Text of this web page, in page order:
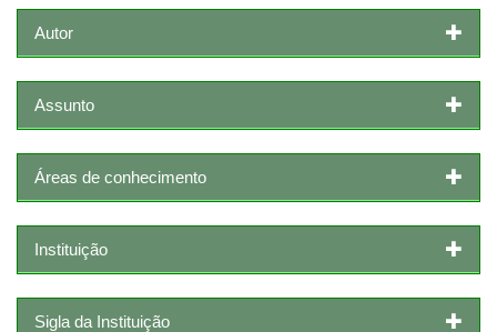
Autor
Assunto
Áreas de conhecimento
Instituição
Sigla da Instituição